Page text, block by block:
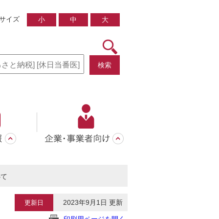
イズ 小 中 大
検索
更新日 2023年9月1日 更新